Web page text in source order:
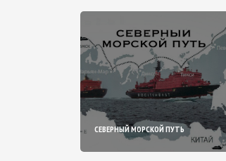
СЕВЕРНЫЙ МОРСКОЙ ПУТЬ